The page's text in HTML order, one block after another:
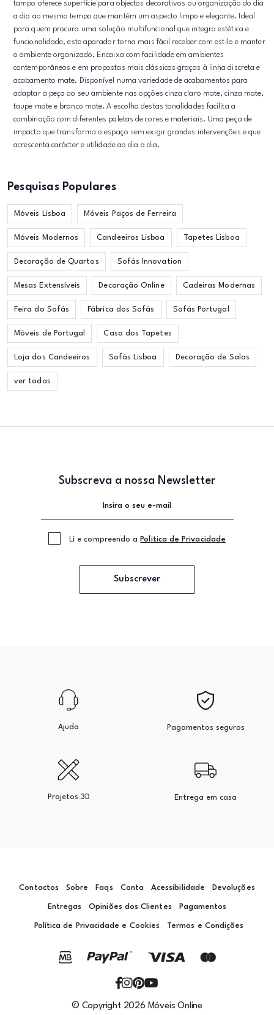
tampo oferece superfície para objectos decorativos ou organização do dia
a dia ao mesmo tempo que mantém um aspecto limpo e elegante. Ideal
para quem procura uma solução multifuncional que integra estética e
funcionalidade, este aparador torna mais fácil receber com estilo e manter
o ambiente organizado. Encaixa com facilidade em ambientes
contemporâneos e em propostas mais clássicas graças à linha discreta e
acabamento mate. Disponível numa variedade de acabamentos para
adaptar a peça ao seu ambiente nas opções cinza claro mate, cinza mate,
taupe mate e branco mate. A escolha destas tonalidades facilita a
combinação com diferentes paletas de cores e materiais. Uma peça de
impacto que transforma o espaço sem exigir grandes intervenções e que
acrescenta carácter e utilidade ao dia a dia.
Pesquisas Populares
Móveis Lisboa Móveis Paços de Ferreira
Móveis Modernos Candeeiros Lisboa Tapetes Lisboa
Decoração de Quartos Sofás Innovation
Mesas Extensíveis Decoração Online Cadeiras Modernas
Feira do Sofás Fábrica dos Sofás Sofás Portugal
Móveis de Portugal Casa dos Tapetes
Loja dos Candeeiros Sofás Lisboa Decoração de Salas
ver todas
Subscreva a nossa Newsletter
Li e compreendo a Politica de Privacidade
Subscrever
Ajuda Pagamentos seguros
Projetos 3D Entrega em casa
Contactos Sobre Faqs Conta Acessibilidade Devoluções
Entregas Opiniões dos Clientes Pagamentos
Política de Privacidade e Cookies Termos e Condições
© Copyright 2026 Móveis Online